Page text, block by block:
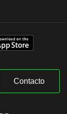
Contacto